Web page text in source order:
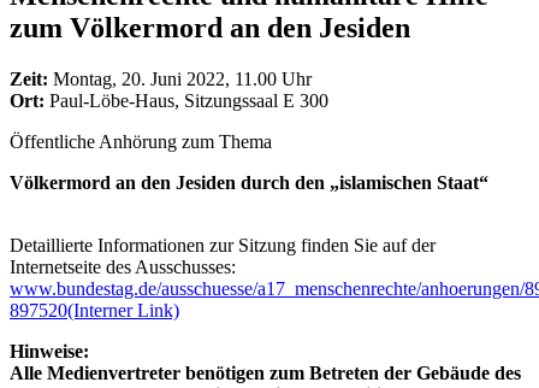
zum Völkermord an den Jesiden
Zeit: Montag, 20. Juni 2022, 11.00 Uhr
Ort: Paul-Löbe-Haus, Sitzungssaal E 300
Öffentliche Anhörung zum Thema
Völkermord an den Jesiden durch den „islamischen Staat“
Detaillierte Informationen zur Sitzung finden Sie auf der
Internetseite des Ausschusses:
www.bundestag.de/ausschuesse/a17_menschenrechte/anhoerungen/
897520(Interner Link)
Hinweise:
Alle Medienvertreter benötigen zum Betreten der Gebäude des